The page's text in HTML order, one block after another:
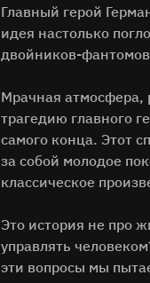
Главный герой
идея настолько
двойников-
Мрачная атмосфера,
трагедию главного
самого конца. Этот
за собой молодое
классическое
Это история не про
управлять
эти вопросы мы